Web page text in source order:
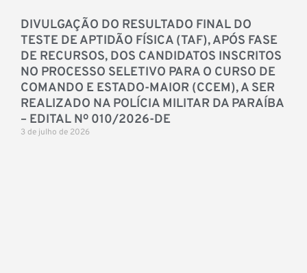
DIVULGAÇÃO DO RESULTADO FINAL DO
TESTE DE APTIDÃO FÍSICA (TAF), APÓS FASE
DE RECURSOS, DOS CANDIDATOS INSCRITOS
NO PROCESSO SELETIVO PARA O CURSO DE
COMANDO E ESTADO-MAIOR (CCEM), A SER
REALIZADO NA POLÍCIA MILITAR DA PARAÍBA
– EDITAL Nº 010/2026-DE
3 de julho de 2026